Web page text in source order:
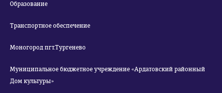
Образование
Транспортное обеспечение
Моногород пгт.Тургенево
Муниципальное бюджетное учреждение «Ардатовский районный
Дом культуры»